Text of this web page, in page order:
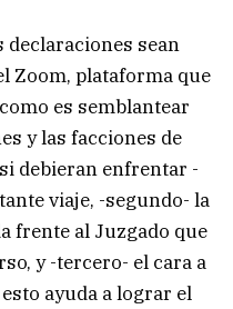
declaraciones sean
Zoom, plataforma que
es semblantear
y las facciones de
debieran enfrentar -
viaje, -segundo- la
frente al Juzgado que
y -tercero- el cara a
ayuda a lograr el